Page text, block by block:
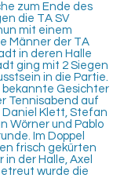
zum Ende des
die TA SV
mit einem
Männer der TA
in deren Halle
ging mit 2 Siegen
in die Partie.
Gesichter
Tennisabend auf
Daniel Klett, Stefan
Wörner und Pablo
Im Doppel
frisch gekürten
der Halle, Axel
wurde die